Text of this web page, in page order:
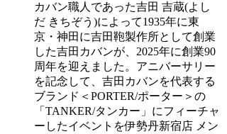
カバン職人であった吉田 吉蔵(よし
だ きちぞう)によって1935年に東
京・神田に吉田鞄製作所として創業
した吉田カバンが、2025年に創業90
周年を迎えました。アニバーサリー
を記念して、吉田カバンを代表する
ブランド＜PORTER/ポーター＞の
「TANKER/タンカー」にフィーチャ
ーしたイベントを伊勢丹新宿店 メン